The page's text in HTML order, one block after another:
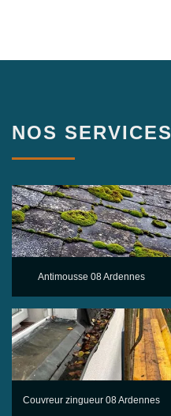
NOS SERVICES
Antimousse 08 Ardennes
Couvreur zingueur 08 Ardennes